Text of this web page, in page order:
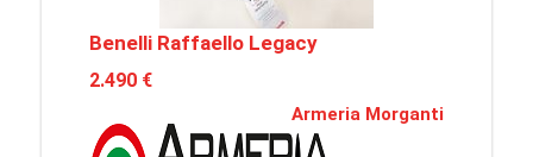
Benelli Raffaello Legacy
2.490 €
Armeria Morganti